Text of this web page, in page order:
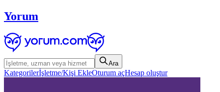
Yorum
Ara
Kategorilerİşletme/Kişi EkleOturum açHesap oluştur